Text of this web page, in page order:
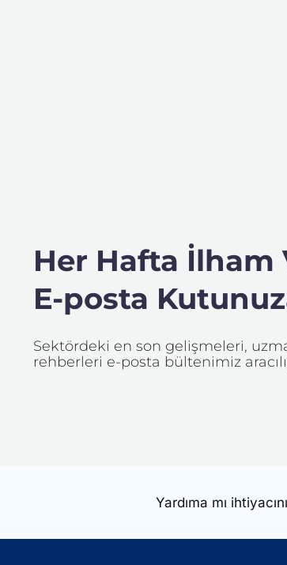
Her Hafta İlham
E-posta
Sektördeki en son gelişmeleri,
rehberleri e-posta bültenimiz
Yardıma mı